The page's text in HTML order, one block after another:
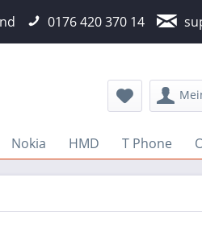
0176 420 370 14
Nokia HMD T Phone